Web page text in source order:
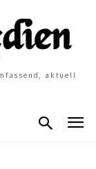
aktuell